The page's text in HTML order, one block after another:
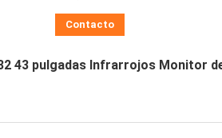
Contacto
43 pulgadas Infrarrojos Monitor